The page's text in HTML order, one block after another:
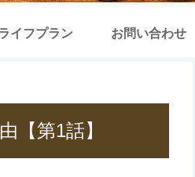
イフプラン お問い合わせ
【第1話】